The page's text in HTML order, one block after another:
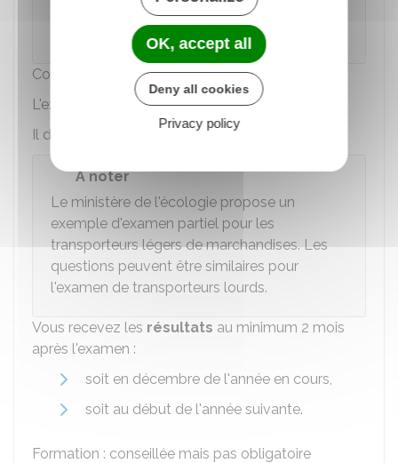
service interacadémique des examens et
concours d'Arcueil.
Comment se déroule d'examen ?
L'examen se déroule en 2 parties :
Il dure 4 heures et 15 minutes.
À noter
Le ministère de l'écologie propose un
exemple d'examen partiel pour les
transporteurs légers de marchandises. Les
questions peuvent être similaires pour
l'examen de transporteurs lourds.
Vous recevez les résultats au minimum 2 mois
après l'examen :
soit en décembre de l'année en cours,
soit au début de l'année suivante.
Formation : conseillée mais pas obligatoire
OK, accept all
Deny all cookies
Privacy policy